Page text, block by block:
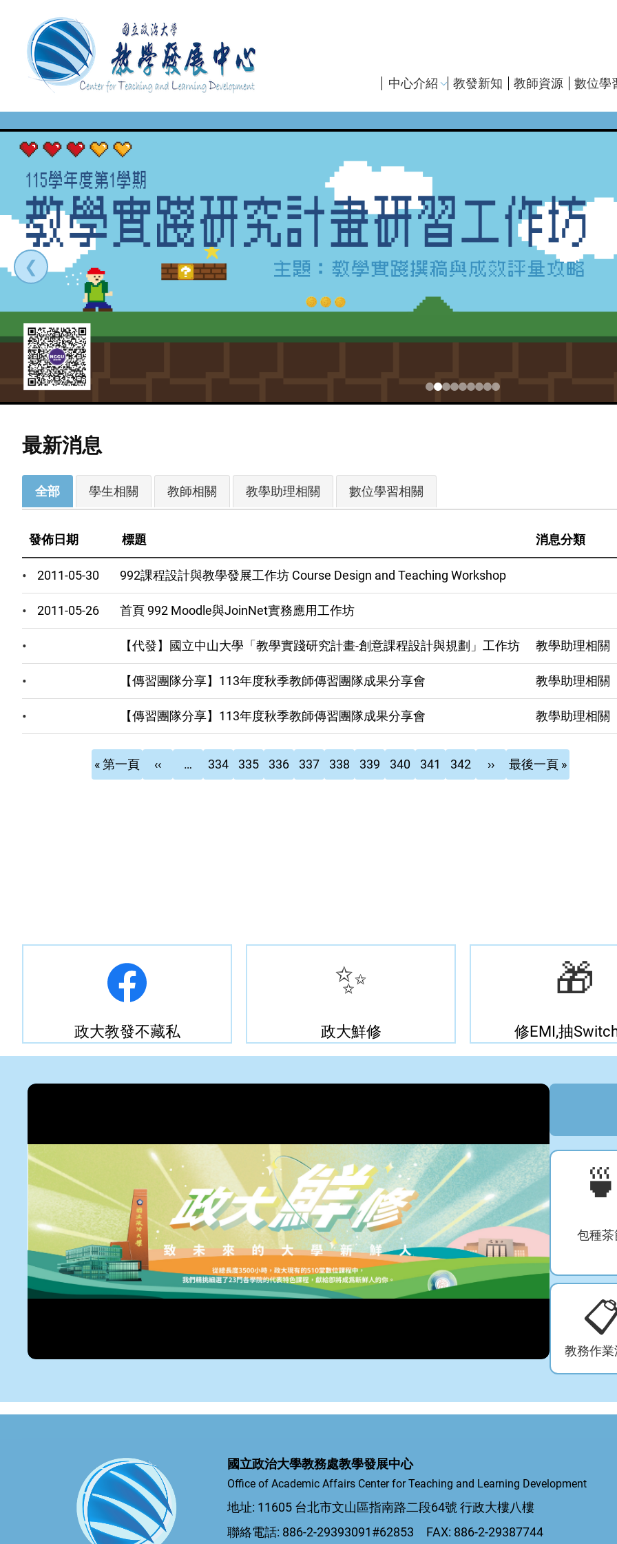
主
導
中心介紹 教發新知 教師資源 數位學
❮
最新消息
最
息
(field_newstags)
全部 學生相關 教師相關 教學助理相關 數位學習相關
發佈日期 標題 消息分類
2011-05-30 992課程設計與教學發展工作坊 Course Design and Teaching Workshop
2011-05-26 首頁 992 Moodle與JoinNet實務應用工作坊
【代發】國立中山大學「教學實踐研究計畫-創意課程設計與規劃」工作坊 教學助理相關
【傳習團隊分享】113年度秋季教師傳習團隊成果分享會 教學助理相關
【傳習團隊分享】113年度秋季教師傳習團隊成果分享會 教學助理相關
First
page
« 第一頁
page
‹‹ …
頁
面
334
頁
面
335
頁
面
336
頁
面
337
頁
面
338
頁
面
339
頁
面
340
目
前
341
頁
面
342
一
››
Last
page
最後一頁 »
政大教發不藏私
✨
政大鮮修
🎁
修EMI,抽
包種茶
教務作
國立政治大學教務處教學發展中心
Office of Academic Affairs Center for Teaching and Learning Development
地址: 11605 台北市文山區指南路二段64號 行政大樓八樓
聯絡電話: 886-2-29393091#62853 FAX: 886-2-29387744